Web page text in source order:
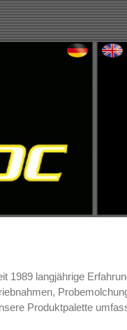
1989 langjährige
Produktpalette